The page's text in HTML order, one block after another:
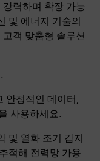
력하며 확장 가능
및 에너지 기술의
객 맞춤형 솔루션
안정적인 데이터,
사용하세요.
및 열화 조기 감지
적해 전력망 가용